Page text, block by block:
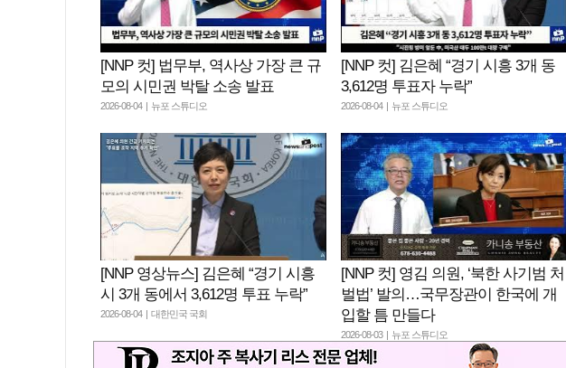
[NNP 컷] 법무부, 역사상 가장 큰 규
모의 시민권 박탈 소송 발표
2026-08-04 | 뉴포 스튜디오
[NNP 컷] 김은혜 “경기 시흥 3개 동
3,612명 투표자 누락”
2026-08-04 | 뉴포 스튜디오
[NNP 영상뉴스] 김은혜 “경기 시흥
시 3개 동에서 3,612명 투표 누락”
2026-08-04 | 대한민국 국회
[NNP 컷] 영김 의원, ‘북한 사기범 처
벌법’ 발의…국무장관이 한국에 개
입할 틈 만들다
2026-08-03 | 뉴포 스튜디오